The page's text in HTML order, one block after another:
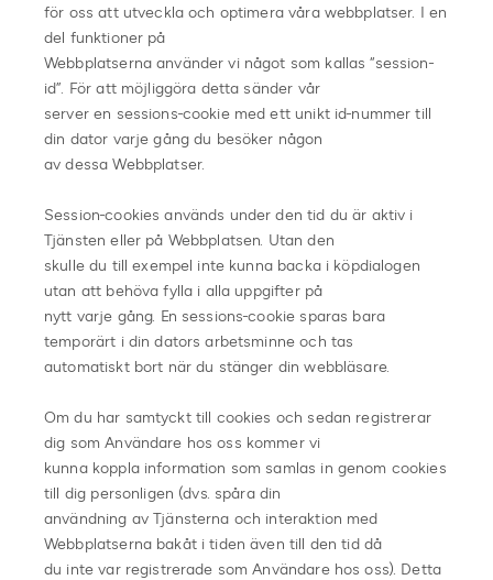
för oss att utveckla och optimera våra webbplatser. I en
del funktioner på
Webbplatserna använder vi något som kallas “session-
id”. För att möjliggöra detta sänder vår
server en sessions-cookie med ett unikt id-nummer till
din dator varje gång du besöker någon
av dessa Webbplatser.
Session-cookies används under den tid du är aktiv i
Tjänsten eller på Webbplatsen. Utan den
skulle du till exempel inte kunna backa i köpdialogen
utan att behöva fylla i alla uppgifter på
nytt varje gång. En sessions-cookie sparas bara
temporärt i din dators arbetsminne och tas
automatiskt bort när du stänger din webbläsare.
Om du har samtyckt till cookies och sedan registrerar
dig som Användare hos oss kommer vi
kunna koppla information som samlas in genom cookies
till dig personligen (dvs. spåra din
användning av Tjänsterna och interaktion med
Webbplatserna bakåt i tiden även till den tid då
du inte var registrerade som Användare hos oss). Detta